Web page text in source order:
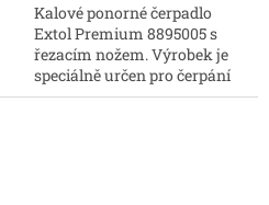
Kalové ponorné čerpadlo
Extol Premium 8895005 s
řezacím nožem. Výrobek je
speciálně určen pro čerpání
odpadních vod. Zároveň je